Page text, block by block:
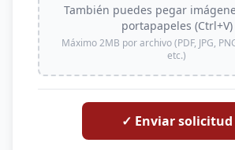
También puedes pegar
portapapeles (Ctrl+V)
Máximo 2MB por archivo (PDF, JPG,
etc.)
✓ Enviar solicitud